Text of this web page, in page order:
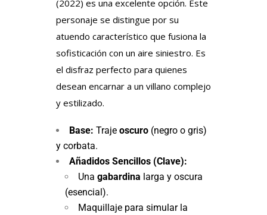
(2022) es una excelente opción. Este
personaje se distingue por su
atuendo característico que fusiona la
sofisticación con un aire siniestro. Es
el disfraz perfecto para quienes
desean encarnar a un villano complejo
y estilizado.
Base: Traje oscuro (negro o gris)
y corbata.
Añadidos Sencillos (Clave):
Una gabardina larga y oscura
(esencial).
Maquillaje para simular la